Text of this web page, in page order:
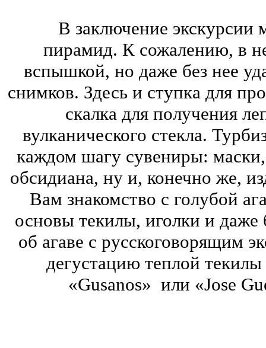
В заключение экскурсии
пирамид. К сожалению, в
вспышкой, но даже без нее
снимков. Здесь и ступка для
скалка для получения
вулканического стекла.
каждом шагу сувениры:
обсидиана, ну и, конечно же,
Вам знакомство с голубой
основы текилы, иголки и даже
об агаве с русскоговорящим
дегустацию теплой
«Gusanos» или «Jose